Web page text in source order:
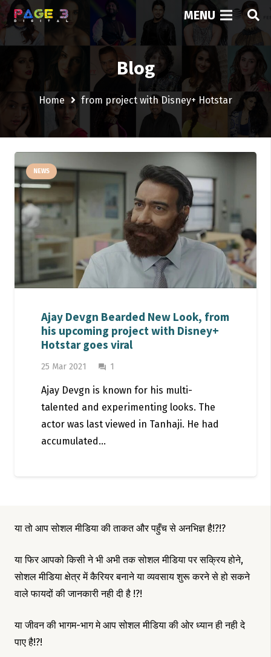
MENU
Blog
Home from project with Disney+ Hotstar
NEWS
Ajay Devgn Bearded New Look, from
his upcoming project with Disney+
Hotstar goes viral
25 Mar 2021 question_answer 1
Ajay Devgn is known for his multi-
talented and experimenting looks. The
actor was last viewed in Tanhaji. He had
accumulated…
या तो आप सोशल मीडिया की ताकत और पहुँच से अनभिज्ञ है!?!?
या फिर आपको किसी ने भी अभी तक सोशल मीडिया पर सक्रिय होने,
सोशल मीडिया क्षेत्र में कैरियर बनाने या व्यवसाय शुरू करने से हो सकने
वाले फायदों की जानकारी नही दी है !?!
या जीवन की भागम-भाग मे आप सोशल मीडिया की ओर ध्यान ही नही दे
पाए है!?!